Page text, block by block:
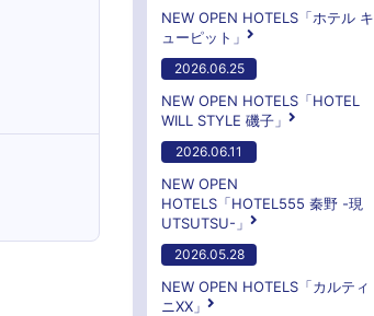
NEW OPEN HOTELS「ホテル キ
ューピット」
2026.06.25
NEW OPEN HOTELS「HOTEL
WILL STYLE 磯子」
2026.06.11
NEW OPEN
HOTELS「HOTEL555 秦野 -現
UTSUTSU-」
2026.05.28
NEW OPEN HOTELS「カルティ
ニXX」